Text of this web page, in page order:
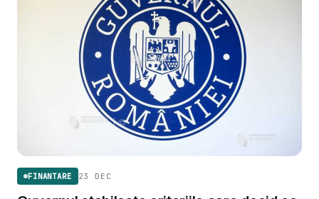
FINANTARE 23 DEC